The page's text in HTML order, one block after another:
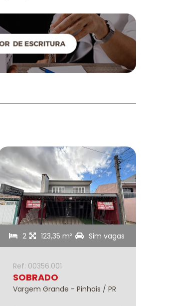
2 123,35 m² Sim vagas
Ref: 00356.001
SOBRADO
Vargem Grande - Pinhais / PR